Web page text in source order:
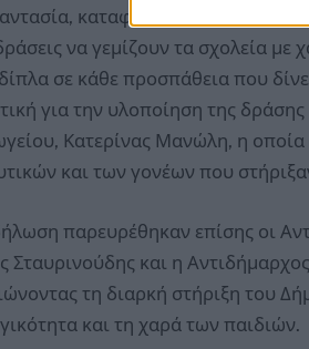
καταφέρνουν να φτιάξουν
να γεμίζουν τα σχολεία
σε κάθε προσπάθεια που
για την υλοποίηση της
Κατερίνας Μανώλη, η οποία
και των γονέων που
παρευρέθηκαν επίσης οι
Σταυρινούδης και η
τη διαρκή στήριξη του
και τη χαρά των παιδιών.